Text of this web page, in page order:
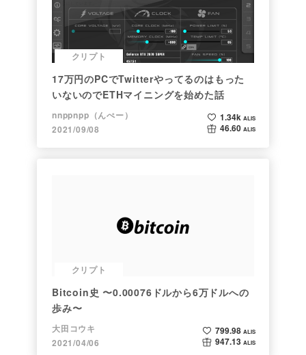
クリプト
17万円のPCでTwitterやってるのはもった
いないのでETHマイニングを始めた話
nnppnpp（んぺー）
2021/09/08
1.34k ALIS
46.60 ALIS
クリプト
Bitcoin史 〜0.00076ドルから6万ドルへの
歩み〜
大田コウキ
2021/04/06
799.98 ALIS
947.13 ALIS